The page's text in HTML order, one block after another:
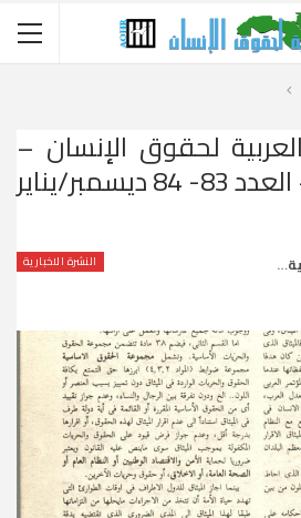
لحقوق الإنسان –
نشرة غير دورية – العدد 83- 84 ديسمبر/يناير
النشرة الاخبارية